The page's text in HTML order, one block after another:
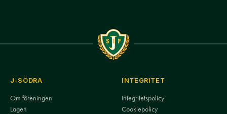
J-SÖDRA
Om föreningen
Lagen
INTEGRITET
Integritetspolicy
Cookiepolicy